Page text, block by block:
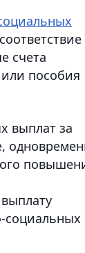
счета
пособия
выплат за
социальных